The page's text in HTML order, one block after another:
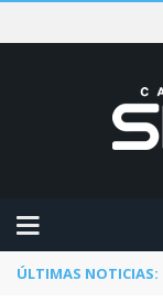
ÚLTIMAS NOTICIAS: